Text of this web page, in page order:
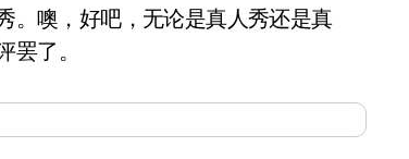
。噢，好吧，无论是真人秀还是真
了。